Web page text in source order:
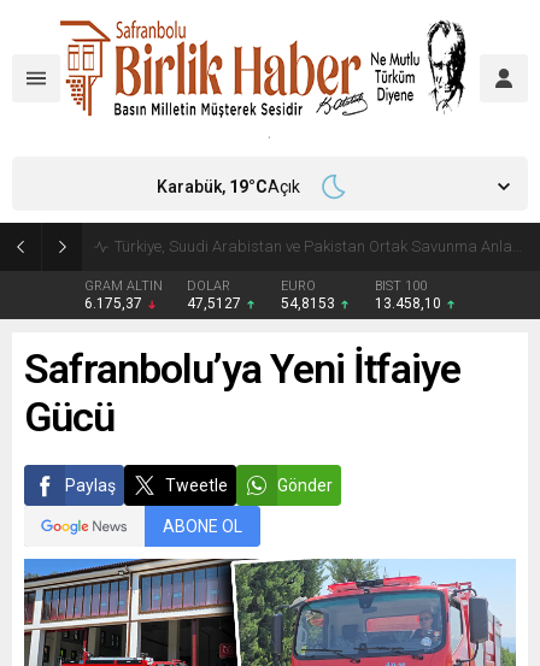
Türkiye, Suudi Arabistan ve Pakistan Ortak Savunma Anlaşması imzaladı
GRAM ALTIN
6.175,37
DOLAR
47,5127
EURO
54,8153
BIST 100
13.458,10
Karabük, 19°CAçık
Safranbolu’ya Yeni İtfaiye
Gücü
Paylaş Tweetle Gönder
ABONE OL